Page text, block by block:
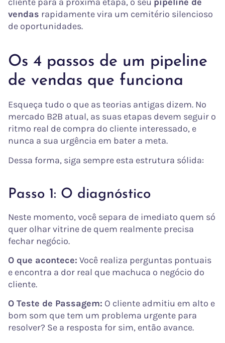
vendas rapidamente vira um cemitério silencioso
de oportunidades.
Os 4 passos de um pipeline
de vendas que funciona
Esqueça tudo o que as teorias antigas dizem. No
mercado B2B atual, as suas etapas devem seguir o
ritmo real de compra do cliente interessado, e
nunca a sua urgência em bater a meta.
Dessa forma, siga sempre esta estrutura sólida:
Passo 1: O diagnóstico
Neste momento, você separa de imediato quem só
quer olhar vitrine de quem realmente precisa
fechar negócio.
O que acontece: Você realiza perguntas pontuais
e encontra a dor real que machuca o negócio do
cliente.
O Teste de Passagem: O cliente admitiu em alto e
bom som que tem um problema urgente para
resolver? Se a resposta for sim, então avance.